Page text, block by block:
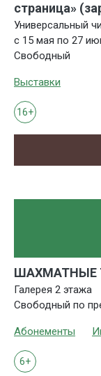
страница»
Универсальный
с 15 мая по 27
Свободный
Выставки
16+
ШАХМАТНЫЕ
Галерея 2 этажа
Свободный по
Абонементы
6+